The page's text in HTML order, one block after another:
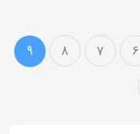
6
7
8
9